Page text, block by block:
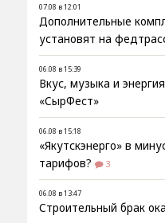
07.08 в 12:01
Дополнительные
установят на
06.08 в 15:39
Вкус, музыка и
«СырФест»
06.08 в 15:18
«Якутскэнерго» в
тарифов?
3
06.08 в 13:47
Строительный брак